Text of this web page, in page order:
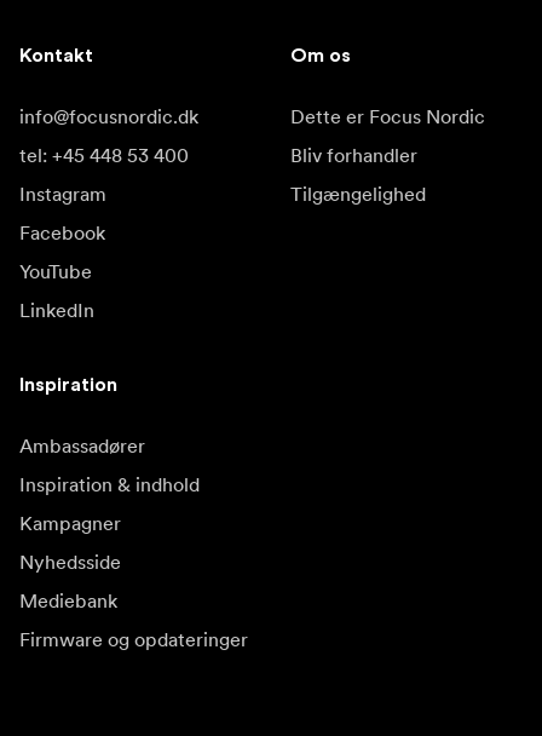
Kontakt
info@focusnordic.dk
tel: +45 448 53 400
Instagram
Facebook
YouTube
LinkedIn
Om os
Dette er Focus Nordic
Bliv forhandler
Tilgængelighed
Inspiration
Ambassadører
Inspiration & indhold
Kampagner
Nyhedsside
Mediebank
Firmware og opdateringer